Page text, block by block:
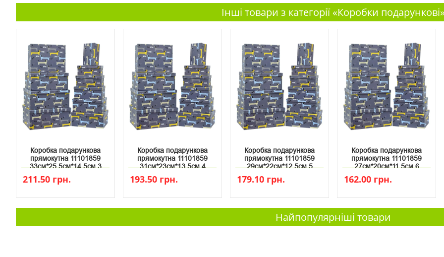
Інші товари з категорії «Коробки
Коробка подарункова
прямокутна 11101859
33см*25.5см*14.5см 3
211.50 грн.
Коробка подарункова
прямокутна 11101859
31см*23см*13.5см 4
193.50 грн.
Коробка подарункова
прямокутна 11101859
29см*22см*12.5см 5
179.10 грн.
Коробка подарункова
прямокутна 11101859
27см*20см*11.5см 6
162.00 грн.
Найпопулярніші товари